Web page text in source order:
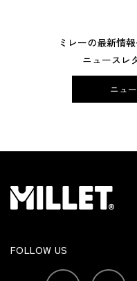
ミレーの最新情
ニュースレ
ニュ
FOLLOW US